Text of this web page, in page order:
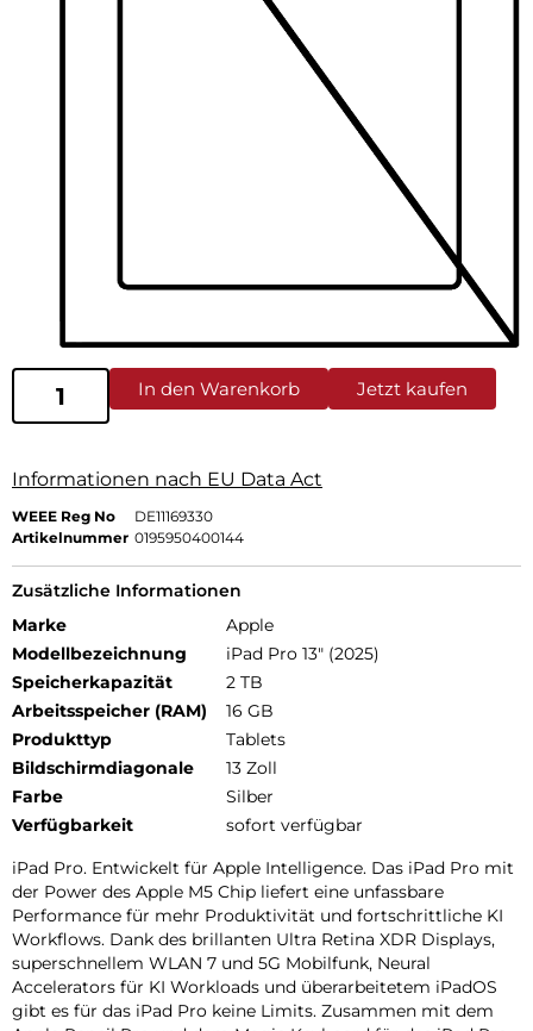
In den Warenkorb Jetzt kaufen
Informationen nach EU Data Act
WEEE Reg No
DE11169330
Artikelnummer 0195950400144
Zusätzliche Informationen
Marke
Apple
Modellbezeichnung
iPad Pro 13" (2025)
Speicherkapazität
2 TB
Arbeitsspeicher (RAM)
16 GB
Produkttyp
Tablets
Bildschirmdiagonale
13 Zoll
Farbe
Silber
Verfügbarkeit
sofort verfügbar
iPad Pro. Entwickelt für Apple Intelligence. Das iPad Pro mit
der Power des Apple M5 Chip liefert eine unfassbare
Performance für mehr Produktivität und fortschrittliche KI
Workflows. Dank des brillanten Ultra Retina XDR Displays,
superschnellem WLAN 7 und 5G Mobilfunk, Neural
Accelerators für KI Workloads und überarbeitetem iPadOS
gibt es für das iPad Pro keine Limits. Zusammen mit dem